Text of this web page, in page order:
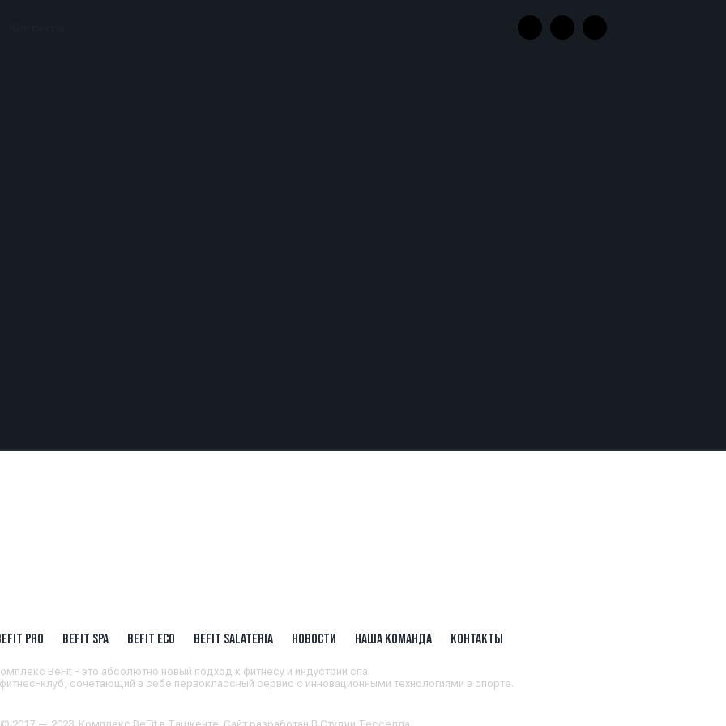
PRO BEFIT SPA BEFIT ECO BEFIT SALATERIA НОВОСТИ НАША КОМАНДА КОНТАКТЫ
BeFit - это абсолютно новый подход к фитнесу и индустрии спа.
клуб, сочетающий в себе первоклассный сервис с инновационными технологиями в спорте.